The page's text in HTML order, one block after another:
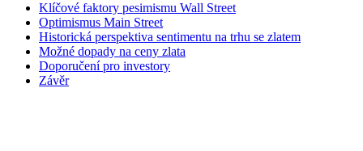
Klíčové faktory pesimismu Wall Street
Optimismus Main Street
Historická perspektiva sentimentu na trhu se zlatem
Možné dopady na ceny zlata
Doporučení pro investory
Závěr